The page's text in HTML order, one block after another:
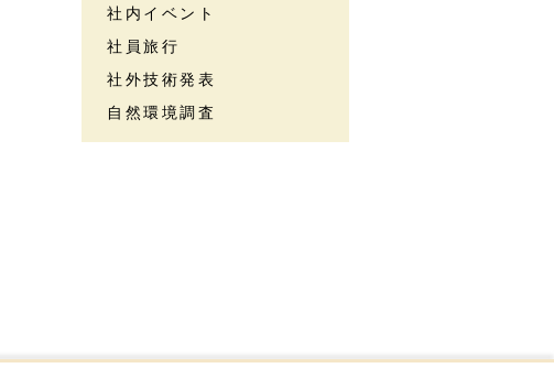
社内イベント
社員旅行
社外技術発表
自然環境調査